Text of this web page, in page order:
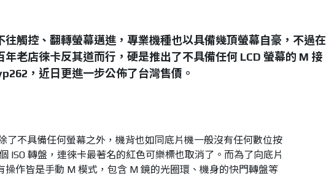
往觸控、翻轉螢幕邁進，專業機種也以具備幾頂螢幕自豪，不過在
老店徠卡反其道而行，硬是推出了不具備任何 LCD 螢幕的 M 接
，近日更進一步公佈了台灣售價。
了不具備任何螢幕之外，機背也如同底片機一般沒有任何數位按
ISO 轉盤，連徠卡最著名的紅色可樂標也取消了。而為了向底片
操作皆是手動 M 模式，包含 M 鏡的光圈環、機身的快門轉盤等